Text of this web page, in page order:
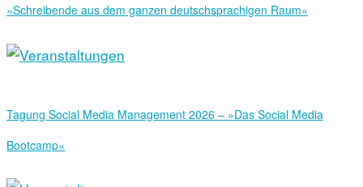
»Schreibende aus dem ganzen deutschsprachigen Raum«
Tagung Social Media Management 2026 – »Das Social Media
Bootcamp«